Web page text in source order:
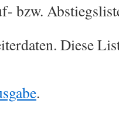
bzw.
Diese
.